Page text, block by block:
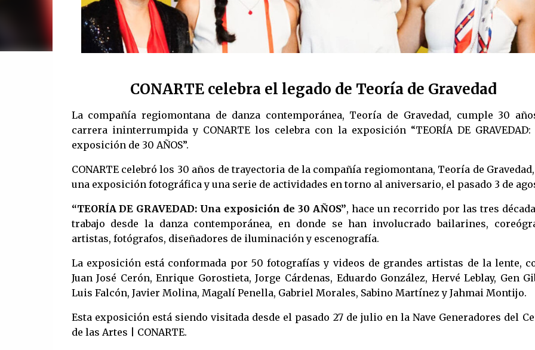
CONARTE celebra el legado de Teoría de Gravedad
La compañía regiomontana de danza contemporánea, Teoría de Gravedad, cumple 30
carrera ininterrumpida y CONARTE los celebra con la exposición “TEORÍA DE GRAVEDAD:
exposición de 30 AÑOS”.
CONARTE celebró los 30 años de trayectoria de la compañía regiomontana, Teoría de
una exposición fotográfica y una serie de actividades en torno al aniversario, el pasado 3 de
“TEORÍA DE GRAVEDAD: Una exposición de 30 AÑOS”, hace un recorrido por las tres
trabajo desde la danza contemporánea, en donde se han involucrado bailarines,
artistas, fotógrafos, diseñadores de iluminación y escenografía.
La exposición está conformada por 50 fotografías y videos de grandes artistas de la lente,
Juan José Cerón, Enrique Gorostieta, Jorge Cárdenas, Eduardo González, Hervé Leblay, Gen
Luis Falcón, Javier Molina, Magalí Penella, Gabriel Morales, Sabino Martínez y Jahmai Montijo.
Esta exposición está siendo visitada desde el pasado 27 de julio en la Nave Generadores del
de las Artes | CONARTE.